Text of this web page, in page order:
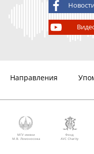
Направления
МГУ имени
М.В. Ломоносова
Фонд
AVC Charity